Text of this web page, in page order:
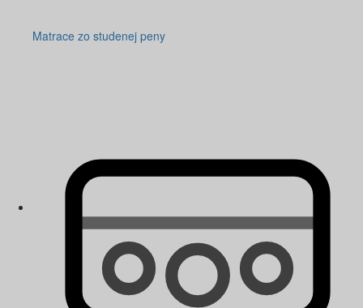
Matrace zo studenej peny